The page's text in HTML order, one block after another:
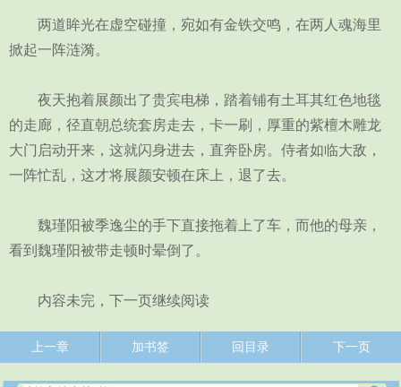
两道眸光在虚空碰撞，宛如有金铁交鸣，在两人魂海里
掀起一阵涟漪。
夜天抱着展颜出了贵宾电梯，踏着铺有土耳其红色地毯
的走廊，径直朝总统套房走去，卡一刷，厚重的紫檀木雕龙
大门启动开来，这就闪身进去，直奔卧房。侍者如临大敌，
一阵忙乱，这才将展颜安顿在床上，退了去。
魏瑾阳被季逸尘的手下直接拖着上了车，而他的母亲，
看到魏瑾阳被带走顿时晕倒了。
内容未完，下一页继续阅读
上一章 加书签 回目录 下一页